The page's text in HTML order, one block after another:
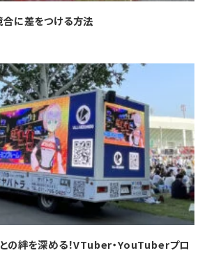
合に差をつける方法
との絆を深める！VTuber・YouTuberプロ